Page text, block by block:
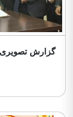
گزارش تصویری